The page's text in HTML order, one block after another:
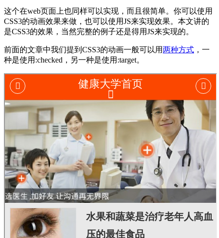
这个在web页面上也同样可以实现，而且很简单。你可以使用
CSS3的动画效果来做，也可以使用JS来实现效果。本文讲的
是CSS3的效果，当然完整的例子还是得用JS来实现的。
前面的文章中我们提到CSS3的动画一般可以用两种方式 ，一
种是使用:checked，另一种是使用:target。